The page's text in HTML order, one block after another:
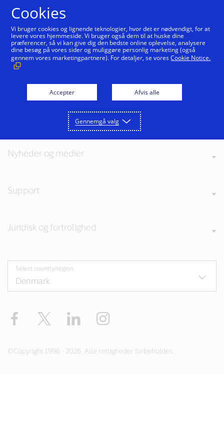
Nyheder og medier
Support
Juridisk og fortrolighed
Select country/region
Facebook Twitter LinkedIn
©Copyright 1996 - 2026. Alle rettigheder forbeholdes.
Cookies
Vi bruger cookies og lignende teknologier, hvor det er nødvendigt, for at
levere vores hjemmeside. Vi bruger også dem til at huske dine
præferencer, så vi kan give dig den bedste online oplevelse, analysere
dine besøg på vores sider og muliggøre personlig marketing (også
gennem vores marketingpartnere). For detaljer, se voresCookie Notice.
Accepter Afvis alle
Gennemgå valg